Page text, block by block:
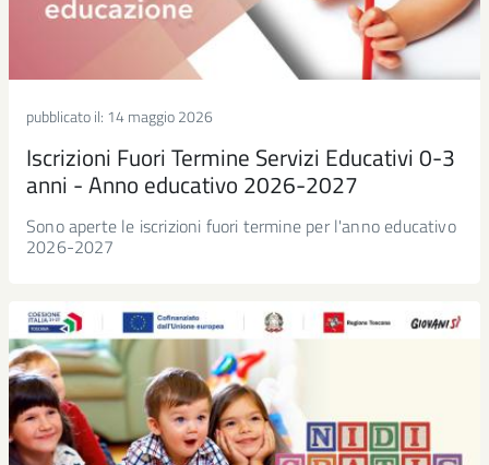
pubblicato il: 14 maggio 2026
Iscrizioni Fuori Termine Servizi Educativi 0-3
anni - Anno educativo 2026-2027
Sono aperte le iscrizioni fuori termine per l'anno educativo
2026-2027